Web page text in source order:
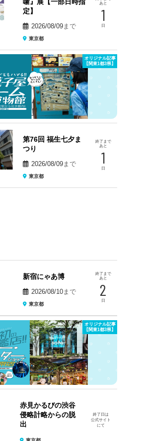
定】
2026/08/09まで
東京都
あと
1
日
オリジナル記事
【関東1都3県】
第76回 福生七夕ま
つり
2026/08/09まで
東京都
終了まで
あと
1
日
新宿にゃあ博
2026/08/10まで
東京都
終了まで
あと
2
日
オリジナル記事
【関東1都3県】
赤見かるびの渋谷
侵略計略からの脱
出
終了日は
公式サイト
にて